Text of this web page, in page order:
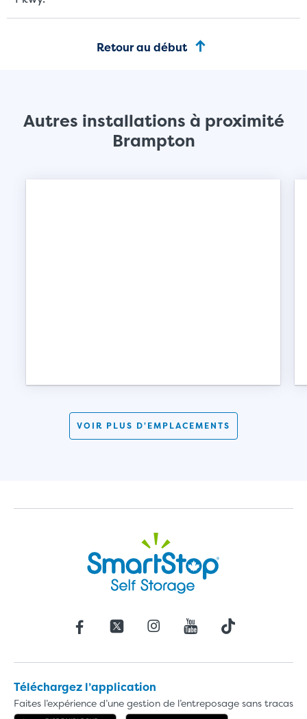
Retour au début
Autres installations à proximité
Brampton
VOIR PLUS D'EMPLACEMENTS
Téléchargez l’application
Faites l’expérience d’une gestion de l’entreposage sans tracas
Progression de la vidéo